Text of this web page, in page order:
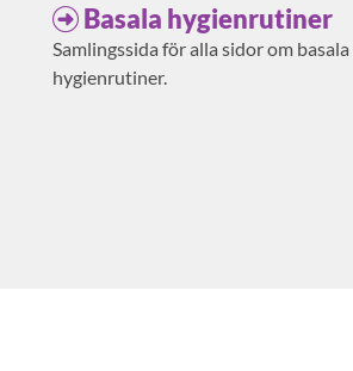
Basala hygienrutiner
Samlingssida för alla sidor om basala
hygienrutiner.